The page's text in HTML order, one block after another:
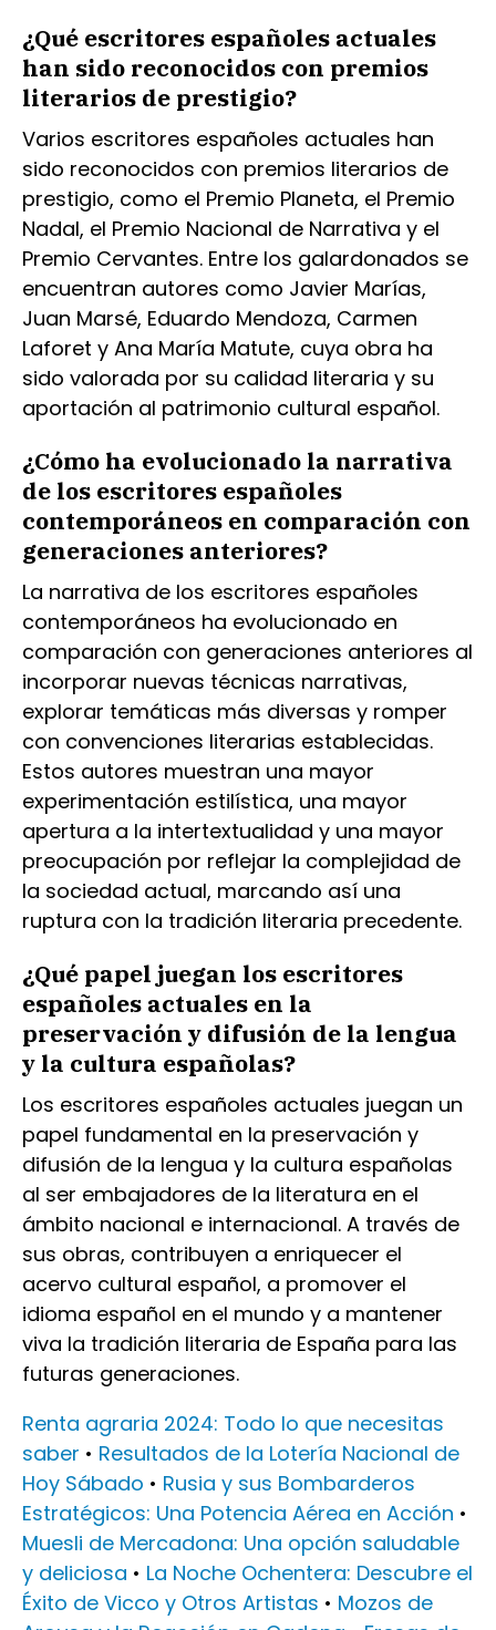
¿Qué escritores españoles actuales
han sido reconocidos con premios
literarios de prestigio?
Varios escritores españoles actuales han
sido reconocidos con premios literarios de
prestigio, como el Premio Planeta, el Premio
Nadal, el Premio Nacional de Narrativa y el
Premio Cervantes. Entre los galardonados se
encuentran autores como Javier Marías,
Juan Marsé, Eduardo Mendoza, Carmen
Laforet y Ana María Matute, cuya obra ha
sido valorada por su calidad literaria y su
aportación al patrimonio cultural español.
¿Cómo ha evolucionado la narrativa
de los escritores españoles
contemporáneos en comparación con
generaciones anteriores?
La narrativa de los escritores españoles
contemporáneos ha evolucionado en
comparación con generaciones anteriores al
incorporar nuevas técnicas narrativas,
explorar temáticas más diversas y romper
con convenciones literarias establecidas.
Estos autores muestran una mayor
experimentación estilística, una mayor
apertura a la intertextualidad y una mayor
preocupación por reflejar la complejidad de
la sociedad actual, marcando así una
ruptura con la tradición literaria precedente.
¿Qué papel juegan los escritores
españoles actuales en la
preservación y difusión de la lengua
y la cultura españolas?
Los escritores españoles actuales juegan un
papel fundamental en la preservación y
difusión de la lengua y la cultura españolas
al ser embajadores de la literatura en el
ámbito nacional e internacional. A través de
sus obras, contribuyen a enriquecer el
acervo cultural español, a promover el
idioma español en el mundo y a mantener
viva la tradición literaria de España para las
futuras generaciones.
Renta agraria 2024: Todo lo que necesitas
saber • Resultados de la Lotería Nacional de
Hoy Sábado • Rusia y sus Bombarderos
Estratégicos: Una Potencia Aérea en Acción •
Muesli de Mercadona: Una opción saludable
y deliciosa • La Noche Ochentera: Descubre el
Éxito de Vicco y Otros Artistas • Mozos de